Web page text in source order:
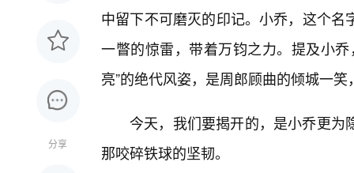
分享
中留下不可磨灭的印记。小乔，这个
一瞥的惊雷，带着万钧之力。提及小
亮”的绝代风姿，是周郎顾曲的倾城一
今天，我们要揭开的，是小乔更
那咬碎铁球的坚韧。